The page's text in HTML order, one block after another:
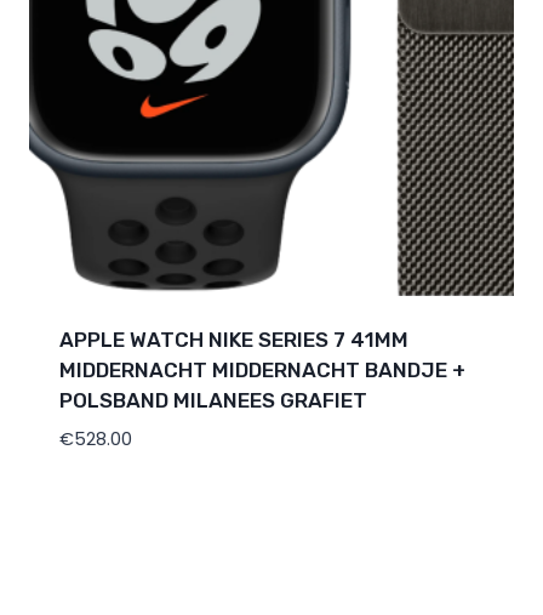
APPLE WATCH NIKE SERIES 7 41MM
MIDDERNACHT MIDDERNACHT BANDJE +
POLSBAND MILANEES GRAFIET
€528.00